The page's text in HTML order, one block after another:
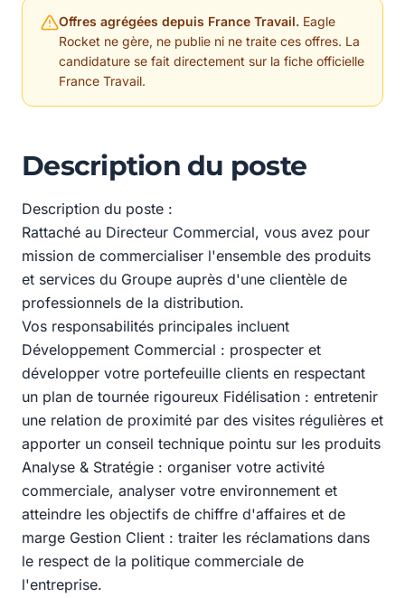
Offres agrégées depuis France Travail. Eagle
Rocket ne gère, ne publie ni ne traite ces offres. La
candidature se fait directement sur la fiche officielle
France Travail.
Description du poste
Description du poste :
Rattaché au Directeur Commercial, vous avez pour
mission de commercialiser l'ensemble des produits
et services du Groupe auprès d'une clientèle de
professionnels de la distribution.
Vos responsabilités principales incluent
Développement Commercial : prospecter et
développer votre portefeuille clients en respectant
un plan de tournée rigoureux Fidélisation : entretenir
une relation de proximité par des visites régulières et
apporter un conseil technique pointu sur les produits
Analyse & Stratégie : organiser votre activité
commerciale, analyser votre environnement et
atteindre les objectifs de chiffre d'affaires et de
marge Gestion Client : traiter les réclamations dans
le respect de la politique commerciale de
l'entreprise.